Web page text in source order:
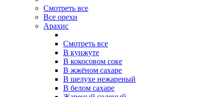
Смотреть все
Все орехи
Арахис
Смотреть все
В кунжуте
В кокосовом соке
В жжёном сахаре
В шелухе нежареный
В белом сахаре